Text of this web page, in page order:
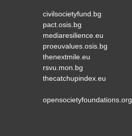
civilsocietyfund.bg
pact.osis.bg
mediaresilience.eu
proeuvalues.osis.bg
thenextmile.eu
rsvu.mon.bg
thecatchupindex.eu
opensocietyfoundations.org